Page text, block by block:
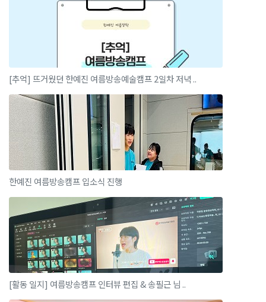
[추억] 뜨거웠던 한예진 여름방송예술캠프 2일차 저녁 ..
한예진 여름방송캠프 입소식 진행
[활동 일지] 여름방송캠프 인터뷰 편집 & 송필근 님 ..